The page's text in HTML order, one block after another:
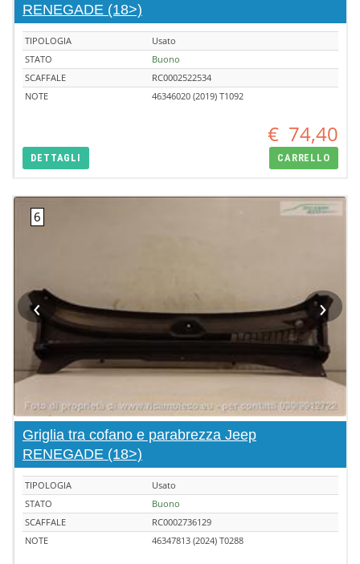
RENEGADE (18>)
TIPOLOGIA
Usato
STATO
Buono
SCAFFALE
RC0002522534
NOTE
46346020 (2019) T1092
€ 74,40
DETTAGLI CARRELLO
‹ ›
Griglia tra cofano e parabrezza Jeep
RENEGADE (18>)
TIPOLOGIA
Usato
STATO
Buono
SCAFFALE
RC0002736129
NOTE
46347813 (2024) T0288